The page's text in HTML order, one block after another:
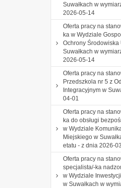
Suwałkach w
2026-05-14
Oferta pracy na
ka w Wydziale
Ochrony
Suwałkach w
2026-05-14
Oferta pracy na
Przedszkola nr 5 z
Integracyjnym w
04-01
Oferta pracy na
ka do obsługi
w Wydziale
Miejskiego w
etatu - z dnia 2026-
Oferta pracy na
specjalista/-ka
w Wydziale
w Suwałkach w